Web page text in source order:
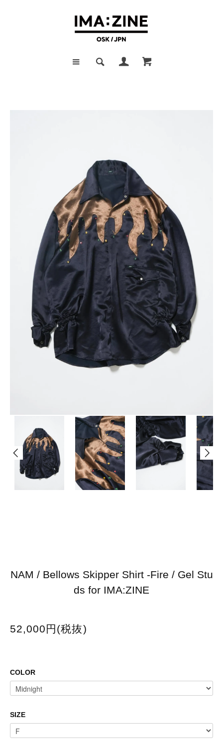
NAM / Bellows Skipper Shirt -Fire / Gel Stu
ds for IMA:ZINE
52,000円(税抜)
COLOR
SIZE